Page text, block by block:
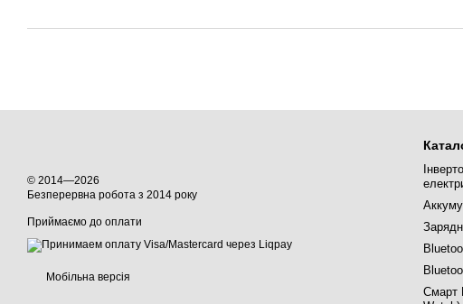
© 2014—2026
Безперервна робота з 2014 року
Приймаємо до оплати
Мобільна версія
Смарт